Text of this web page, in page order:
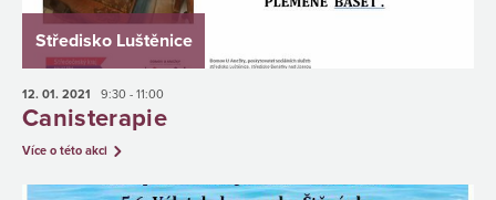
Středisko Luštěnice
12. 01. 2021 9:30 - 11:00
Canisterapie
Více o této akci